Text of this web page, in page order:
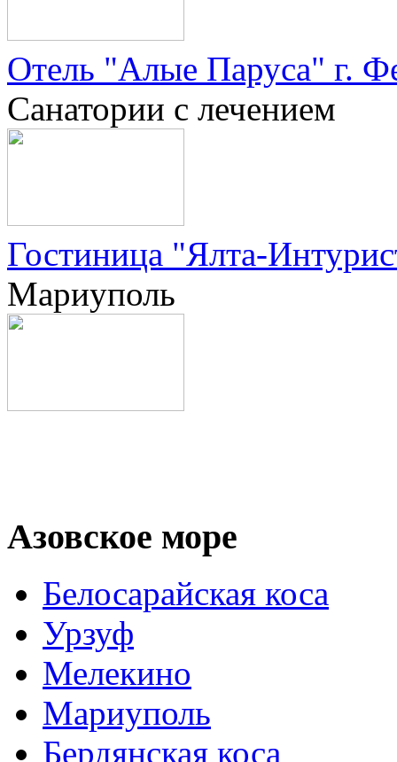
Отель "Алые Паруса" г.
Санатории с лечением
Гостиница "Ялта-
Мариуполь
Азовское море
Белосарайская коса
Урзуф
Мелекино
Мариуполь
Бердянская коса